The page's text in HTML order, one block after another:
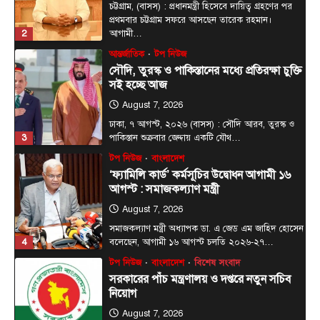
2
চট্টগ্রাম, (বাসস) : প্রধানমন্ত্রী হিসেবে দায়িত্ব গ্রহণের পর
প্রথমবার চট্টগ্রাম সফরে আসছেন তারেক রহমান।
আগামী…
3
আন্তর্জাতিক টপ নিউজ
সৌদি, তুরস্ক ও পাকিস্তানের মধ্যে প্রতিরক্ষা চুক্তি
সই হচ্ছে আজ
August 7, 2026
ঢাকা, ৭ আগস্ট, ২০২৬ (বাসস) : সৌদি আরব, তুরস্ক ও
পাকিস্তান শুক্রবার জেদ্দায় একটি যৌথ…
4
টপ নিউজ বাংলাদেশ
‘ফ্যামিলি কার্ড’ কর্মসূচির উদ্বোধন আগামী ১৬
আগস্ট : সমাজকল্যাণ মন্ত্রী
August 7, 2026
সমাজকল্যাণ মন্ত্রী অধ্যাপক ডা. এ জেড এম জাহিদ হোসেন
বলেছেন, আগামী ১৬ আগস্ট চলতি ২০২৬-২৭…
টপ নিউজ
বাংলাদেশ বিশেষ সংবাদ
সরকারের পাঁচ মন্ত্রণালয় ও দপ্তরে নতুন সচিব
নিয়োগ
August 7, 2026